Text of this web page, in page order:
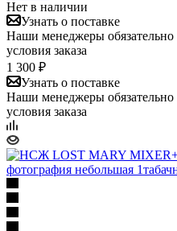
Нет в наличии
Узнать о поставке
Наши менеджеры обязательно
условия заказа
1 300 ₽
Узнать о поставке
Наши менеджеры обязательно
условия заказа